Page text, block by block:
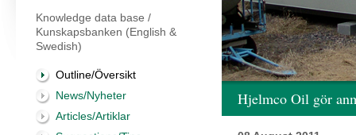
Knowledge data base /
Kunskapsbanken (English &
Swedish)
Outline/Översikt
News/Nyheter
Articles/Artiklar
Hjelmco Oil gör